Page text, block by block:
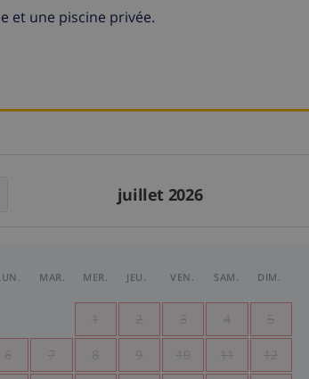
et une piscine privée.
juillet 2026
MAR. MER. JEU. VEN. SAM. DIM.
1 2 3 4 5
6 7 8 9 10 11 12